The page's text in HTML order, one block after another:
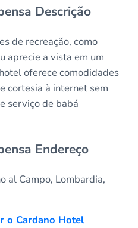
Descrição
de recreação, como
aprecie a vista em um
oferece comodidades
cortesia à internet sem
serviço de babá
Endereço
al Campo, Lombardia,
o Cardano Hotel